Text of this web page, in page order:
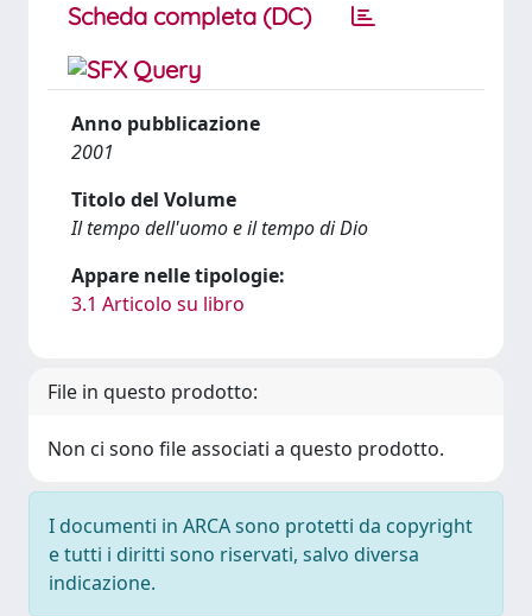
Scheda completa (DC)
Anno pubblicazione
2001
Titolo del Volume
Il tempo dell'uomo e il tempo di Dio
Appare nelle tipologie:
3.1 Articolo su libro
File in questo prodotto:
Non ci sono file associati a questo prodotto.
I documenti in ARCA sono protetti da copyright
e tutti i diritti sono riservati, salvo diversa
indicazione.